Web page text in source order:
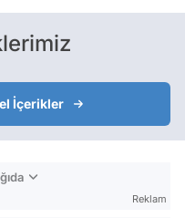
İçerikler
Reklam